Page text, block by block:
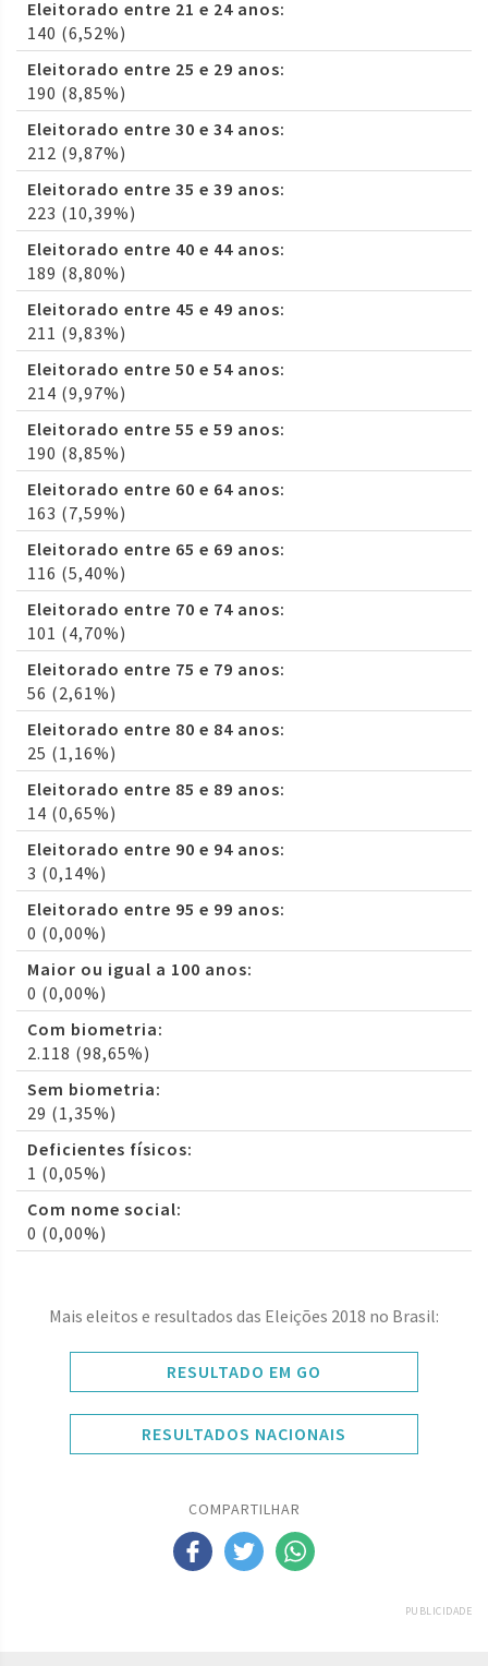
Eleitorado entre 21 e 24 anos:
140 (6,52%)
Eleitorado entre 25 e 29 anos:
190 (8,85%)
Eleitorado entre 30 e 34 anos:
212 (9,87%)
Eleitorado entre 35 e 39 anos:
223 (10,39%)
Eleitorado entre 40 e 44 anos:
189 (8,80%)
Eleitorado entre 45 e 49 anos:
211 (9,83%)
Eleitorado entre 50 e 54 anos:
214 (9,97%)
Eleitorado entre 55 e 59 anos:
190 (8,85%)
Eleitorado entre 60 e 64 anos:
163 (7,59%)
Eleitorado entre 65 e 69 anos:
116 (5,40%)
Eleitorado entre 70 e 74 anos:
101 (4,70%)
Eleitorado entre 75 e 79 anos:
56 (2,61%)
Eleitorado entre 80 e 84 anos:
25 (1,16%)
Eleitorado entre 85 e 89 anos:
14 (0,65%)
Eleitorado entre 90 e 94 anos:
3 (0,14%)
Eleitorado entre 95 e 99 anos:
0 (0,00%)
Maior ou igual a 100 anos:
0 (0,00%)
Com biometria:
2.118 (98,65%)
Sem biometria:
29 (1,35%)
Deficientes físicos:
1 (0,05%)
Com nome social:
0 (0,00%)
Mais eleitos e resultados das Eleições 2018 no Brasil:
RESULTADO EM GO
RESULTADOS NACIONAIS
COMPARTILHAR
PUBLICIDADE